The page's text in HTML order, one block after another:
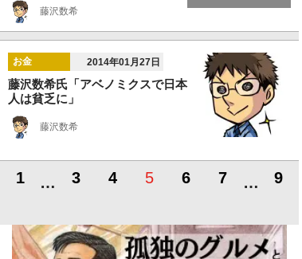
藤沢数希
お金 2014年01月27日
藤沢数希氏「アベノミクスで日本
人は貧乏に」
藤沢数希
1 … 3 4 5 6 7 … 9